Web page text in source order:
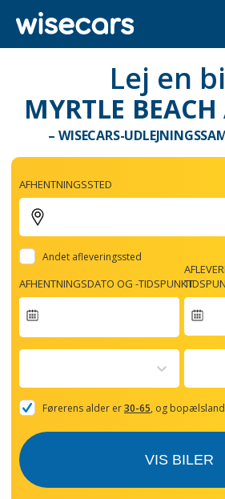
Lej en
MYRTLE
– WISECARS-
AFHENTNINGSSTED
Andet afleveringssted
AFHENTNINGSDATO OG -TIDSPUNKT
forward
with
the
and
Førerens alder er30-65, og
VIS BILER